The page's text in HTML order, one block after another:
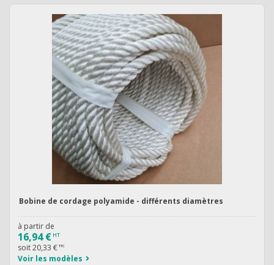
Bobine de cordage polyamide - différents diamètres
à partir de
16,94 € HT
soit20,33 € TTC
Voir les modèles